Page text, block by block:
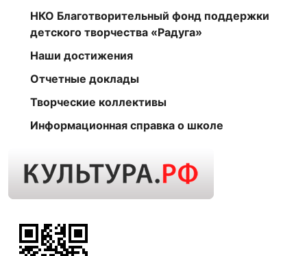
НКО Благотворительный фонд поддержки
детского творчества «Радуга»
Наши достижения
Отчетные доклады
Творческие коллективы
Информационная справка о школе